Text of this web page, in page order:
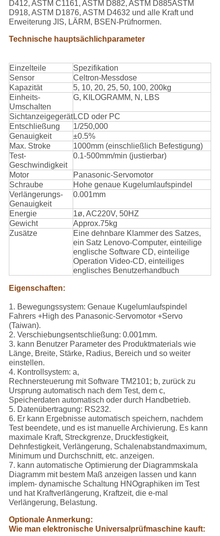
D412, ASTM C1161, ASTM D882, ASTM D885ASTM
D918, ASTM D1876, ASTM D4632 und alle Kraft und
Erweiterung JIS, LÄRM, BSEN-Prüfnormen.
Technische hauptsächlichparameter
Einzelteile
Spezifikation
Sensor
Celtron-Messdose
Kapazität
5, 10, 20, 25, 50, 100, 200kg
Einheits-
Umschalten
G, KILOGRAMM, N, LBS
SichtanzeigegerätLCD oder PC
Entschließung
1/250,000
Genauigkeit
±0.5%
Max. Stroke
1000mm (einschließlich Befestigung)
Test-
Geschwindigkeit
0.1-500mm/min (justierbar)
Motor
Panasonic-Servomotor
Schraube
Hohe genaue Kugelumlaufspindel
Verlängerungs-
Genauigkeit
0.001mm
Energie
1ø, AC220V, 50HZ
Gewicht
Approx.75kg
Zusätze
Eine dehnbare Klammer des Satzes,
ein Satz Lenovo-Computer, einteilige
englische Software CD, einteilige
Operation Video-CD, einteiliges
englisches Benutzerhandbuch
Eigenschaften:
1. Bewegungssystem: Genaue Kugelumlaufspindel
Fahrers +High des Panasonic-Servomotor +Servo
(Taiwan).
2. Verschiebungsentschließung: 0.001mm.
3. kann Benutzer Parameter des Produktmaterials wie
Länge, Breite, Stärke, Radius, Bereich und so weiter
einstellen.
4. Kontrollsystem: a,
Rechnersteuerung mit Software TM2101; b, zurück zu
Ursprung automatisch nach dem Test, dem c,
Speicherdaten automatisch oder durch Handbetrieb.
5. Datenübertragung: RS232.
6. Er kann Ergebnisse automatisch speichern, nachdem
Test beendete, und es ist manuelle Archivierung. Es kann
maximale Kraft, Streckgrenze, Druckfestigkeit,
Dehnfestigkeit, Verlängerung, Schalenabstandmaximum,
Minimum und Durchschnitt, etc. anzeigen.
7. kann automatische Optimierung der Diagrammskala
Diagramm mit bestem Maß anzeigen lassen und kann
implem- dynamische Schaltung HNOgraphiken im Test
und hat Kraftverlängerung, Kraftzeit, die e-mal
Verlängerung, Belastung.
Optionale Anmerkung:
Wie man elektronische Universalprüfmaschine kauft: